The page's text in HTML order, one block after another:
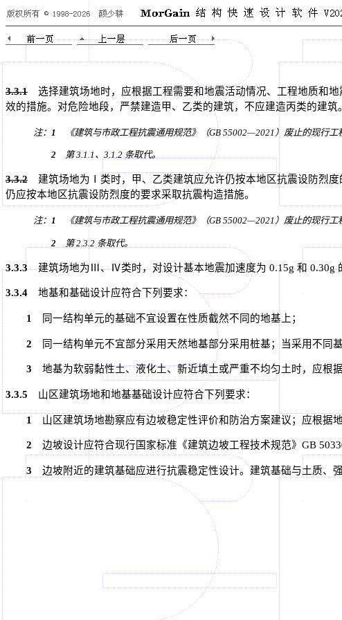
3.3.1 选择建筑场地时，应根据工程需要和地震活动情况、工程地质和
效的措施。对危险地段，严禁建造甲、乙类的建筑，不应建造丙类的建筑。
注： 1 《建筑与市政工程抗震通用规范》（GB 55002—2021）废止的现行工
2 第 3.1.1、3.1.2 条取代。
3.3.2 建筑场地为Ⅰ类时，甲、乙类建筑应允许仍按本地区抗震设防烈度
仍应按本地区抗震设防烈度的要求采取抗震构造措施。
注： 1 《建筑与市政工程抗震通用规范》（GB 55002—2021）废止的现行工
2 第 2.3.2 条取代。
3.3.3建筑场地为Ⅲ、Ⅳ类时，对设计基本地震加速度为 0.15g 和 0.30g
3.3.4 地基和基础设计应符合下列要求：
1 同一结构单元的基础不宜设置在性质截然不同的地基上；
2 同一结构单元不宜部分采用天然地基部分采用桩基；当采用不同
3 地基为软弱黏性土、液化土、新近填土或严重不均匀土时，应根
3.3.5 山区建筑场地和地基基础设计应符合下列要求：
1 山区建筑场地勘察应有边坡稳定性评价和防治方案建议；应根据
2 边坡设计应符合现行国家标准《建筑边坡工程技术规范》GB
3 边坡附近的建筑基础应进行抗震稳定性设计。建筑基础与土质、